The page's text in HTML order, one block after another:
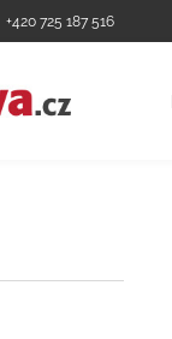
+420 725 187 516